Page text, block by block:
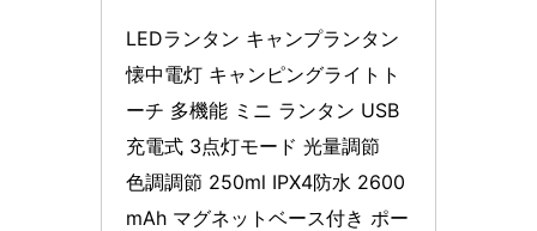
LEDランタン キャンプランタン
懐中電灯 キャンピングライトト
ーチ 多機能 ミニ ランタン USB
充電式 3点灯モード 光量調節
色調調節 250ml IPX4防水 2600
mAh マグネットベース付き ポー